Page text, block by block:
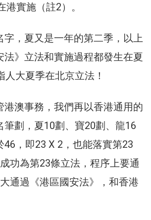
港實施（註2）。
字，夏又是一年的第二季，以上
法》立法和實施過程都發生在夏
人大夏季在北京立法！
港澳事務，我們再以香港通用的
筆劃，夏10劃、寶20劃、龍16
46，即23 X 2，也能落實第23
功為第23條立法，程序上要通
通過《港區國安法》，和香港